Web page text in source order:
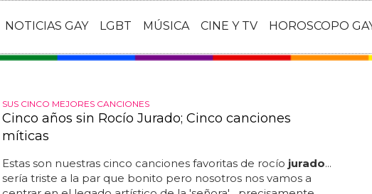
NOTICIAS GAY LGBT MÚSICA CINE Y TV HOROSCOPO
SUS CINCO MEJORES CANCIONES
Cinco años sin Rocío Jurado; Cinco canciones
míticas
Estas son nuestras cinco canciones favoritas de rocío jurado...
sería triste a la par que bonito pero nosotros nos vamos a